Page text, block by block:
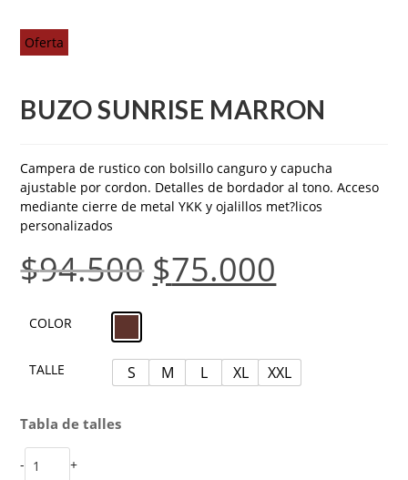
Oferta
BUZO SUNRISE MARRON
Campera de rustico con bolsillo canguro y capucha
ajustable por cordon. Detalles de bordador al tono. Acceso
mediante cierre de metal YKK y ojalillos met?licos
personalizados
$94.500 $75.000
COLOR
TALLE S M L XL XXL
Tabla de talles
- +